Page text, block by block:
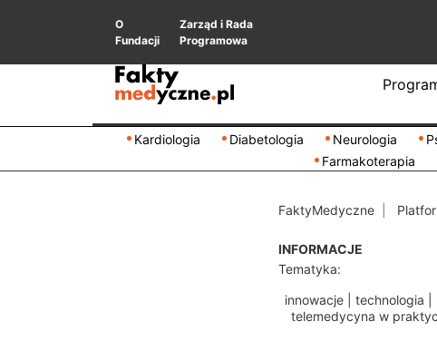
O
Fundacji
Zarząd i Rada
Programowa
Kardiologia Diabetologia Neurologia
Farmakoterapia
FaktyMedyczne
INFORMACJE
Tematyka:
innowacje
technologia
telemedycyna w